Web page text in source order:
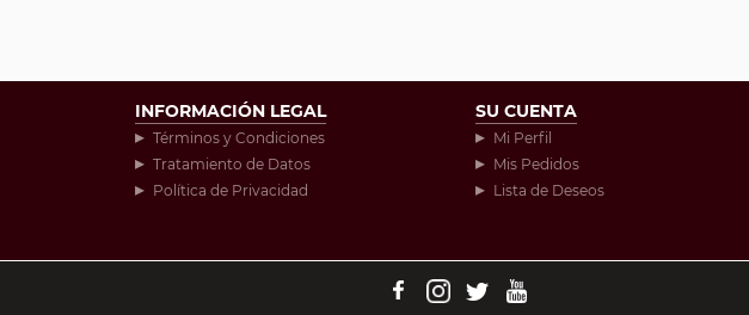
INFORMACIÓN LEGAL
Términos y Condiciones
Tratamiento de Datos
Política de Privacidad
SU CUENTA
Mi Perfil
Mis Pedidos
Lista de Deseos